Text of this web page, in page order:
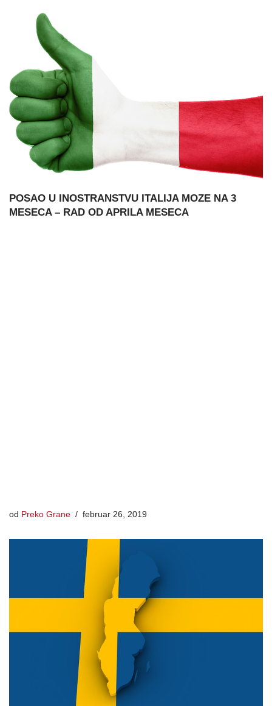
POSAO U INOSTRANSTVU ITALIJA MOZE NA 3
MESECA – RAD OD APRILA MESECA
od Preko Grane februar 26, 2019